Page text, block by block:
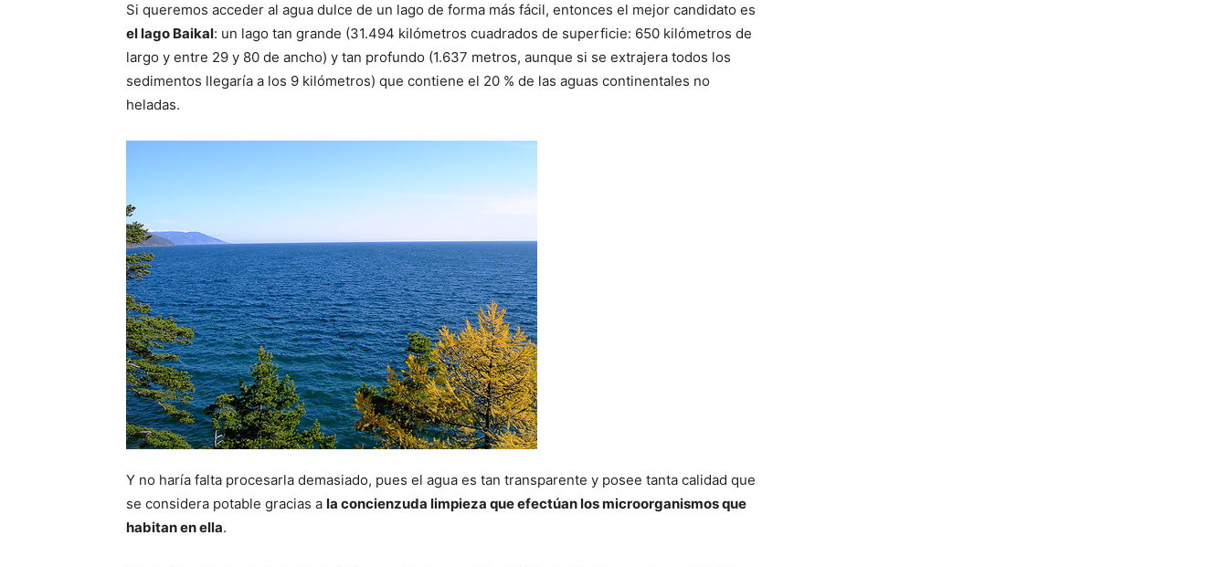
Si queremos acceder al agua dulce de un lago de forma más fácil, entonces el mejor candidato es
el lago Baikal: un lago tan grande (31.494 kilómetros cuadrados de superficie: 650 kilómetros de
largo y entre 29 y 80 de ancho) y tan profundo (1.637 metros, aunque si se extrajera todos los
sedimentos llegaría a los 9 kilómetros) que contiene el 20 % de las aguas continentales no
heladas.
Y no haría falta procesarla demasiado, pues el agua es tan transparente y posee tanta calidad que
se considera potable gracias a la concienzuda limpieza que efectúan los microorganismos que
habitan en ella.